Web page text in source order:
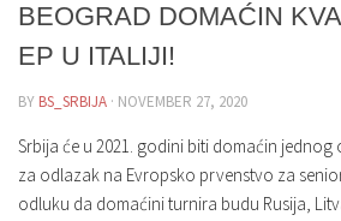
Liga
Kontakti Timova
Javne nabavke
BEOGRAD DOMAĆIN
EP U ITALIJI!
BY BS_SRBIJA · NOVEMBER 27, 2020
Srbija će u 2021. godini biti domaćin
za odlazak na Evropsko prvenstvo za
odluku da domaćini turnira budu Rusija,